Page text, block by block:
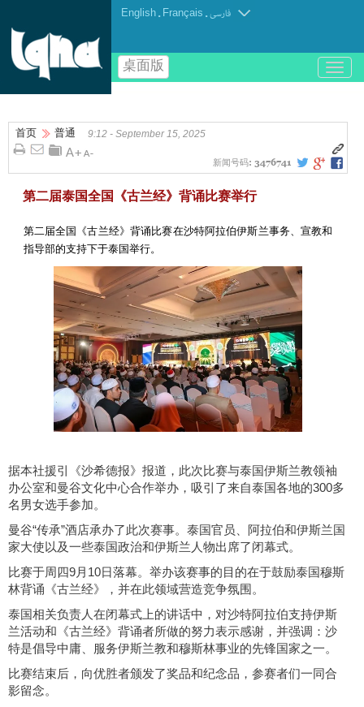
English . Français .فارسی
桌面版
باز
و
کردن
首页 普通 9:12 - September 15, 2025
新闻号码: 3476741
第二届泰国全国《古兰经》背诵比赛举行
第二届全国《古兰经》背诵比赛在沙特阿拉伯伊斯兰事务、宣教和
指导部的支持下于泰国举行。
据本社援引《沙希德报》报道，此次比赛与泰国伊斯兰教领袖
办公室和曼谷文化中心合作举办，吸引了来自泰国各地的300多
名男女选手参加。
曼谷“传承”酒店承办了此次赛事。泰国官员、阿拉伯和伊斯兰国
家大使以及一些泰国政治和伊斯兰人物出席了闭幕式。
比赛于周四9月10日落幕。举办该赛事的目的在于鼓励泰国穆斯
林背诵《古兰经》，并在此领域营造竞争氛围。
泰国相关负责人在闭幕式上的讲话中，对沙特阿拉伯支持伊斯
兰活动和《古兰经》背诵者所做的努力表示感谢，并强调：沙
特是倡导中庸、服务伊斯兰教和穆斯林事业的先锋国家之一。
比赛结束后，向优胜者颁发了奖品和纪念品，参赛者们一同合
影留念。